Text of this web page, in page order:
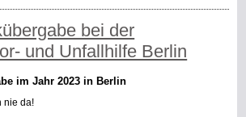
bei der
und Unfallhilfe Berlin
im Jahr 2023 in Berlin
nie da!